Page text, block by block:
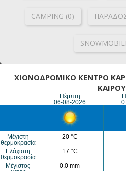
CAMPING (0)
ΧΙΟΝΟΔΡΟΜΙΚΟ ΚΕΝΤΡΟ
ΚΑΙΡΟΥ